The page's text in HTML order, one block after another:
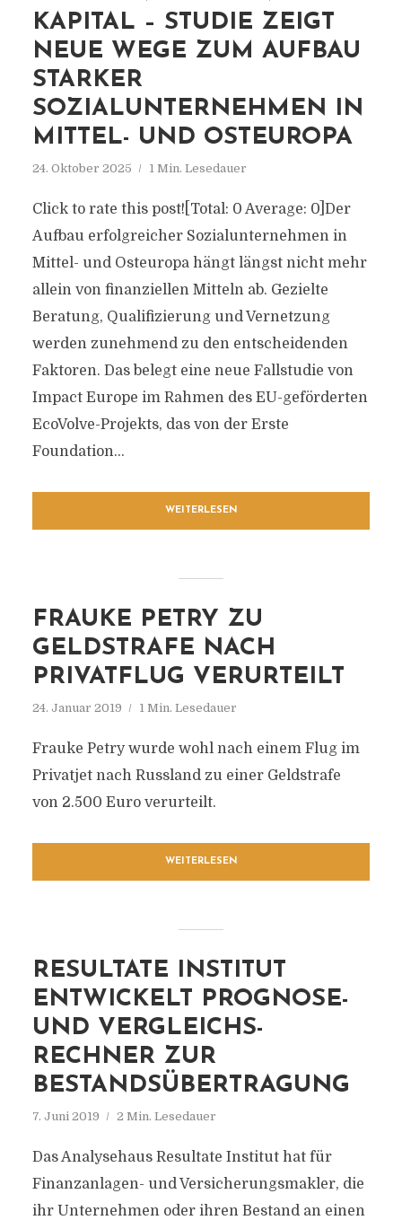
KAPITAL – STUDIE ZEIGT
NEUE WEGE ZUM AUFBAU
STARKER
SOZIALUNTERNEHMEN IN
MITTEL- UND OSTEUROPA
24. Oktober 2025 1 Min. Lesedauer
Click to rate this post![Total: 0 Average: 0]Der
Aufbau erfolgreicher Sozialunternehmen in
Mittel- und Osteuropa hängt längst nicht mehr
allein von finanziellen Mitteln ab. Gezielte
Beratung, Qualifizierung und Vernetzung
werden zunehmend zu den entscheidenden
Faktoren. Das belegt eine neue Fallstudie von
Impact Europe im Rahmen des EU-geförderten
EcoVolve-Projekts, das von der Erste
Foundation...
WEITERLESEN
FRAUKE PETRY ZU
GELDSTRAFE NACH
PRIVATFLUG VERURTEILT
24. Januar 2019 1 Min. Lesedauer
Frauke Petry wurde wohl nach einem Flug im
Privatjet nach Russland zu einer Geldstrafe
von 2.500 Euro verurteilt.
WEITERLESEN
RESULTATE INSTITUT
ENTWICKELT PROGNOSE-
UND VERGLEICHS-
RECHNER ZUR
BESTANDSÜBERTRAGUNG
7. Juni 2019 2 Min. Lesedauer
Das Analysehaus Resultate Institut hat für
Finanzanlagen- und Versicherungsmakler, die
ihr Unternehmen oder ihren Bestand an einen